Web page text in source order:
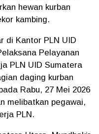
hewan kurban
kambing.
di Kantor PLN UID
Pelayanan
PLN UID Sumatera
daging kurban
Rabu, 27 Mei 2026
melibatkan pegawai,
PLN.